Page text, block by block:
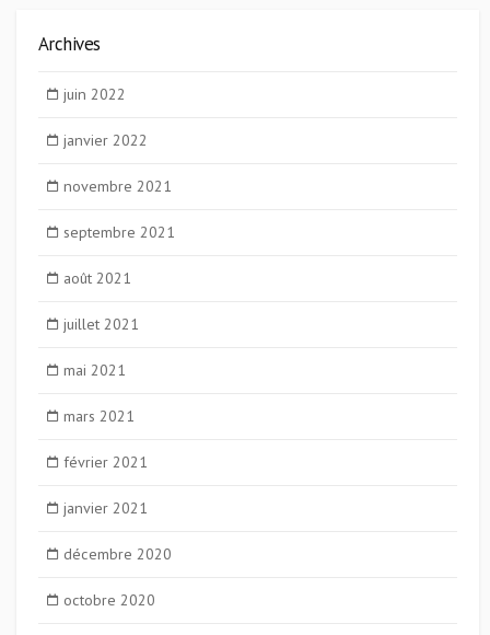
Archives
juin 2022
janvier 2022
novembre 2021
septembre 2021
août 2021
juillet 2021
mai 2021
mars 2021
février 2021
janvier 2021
décembre 2020
octobre 2020